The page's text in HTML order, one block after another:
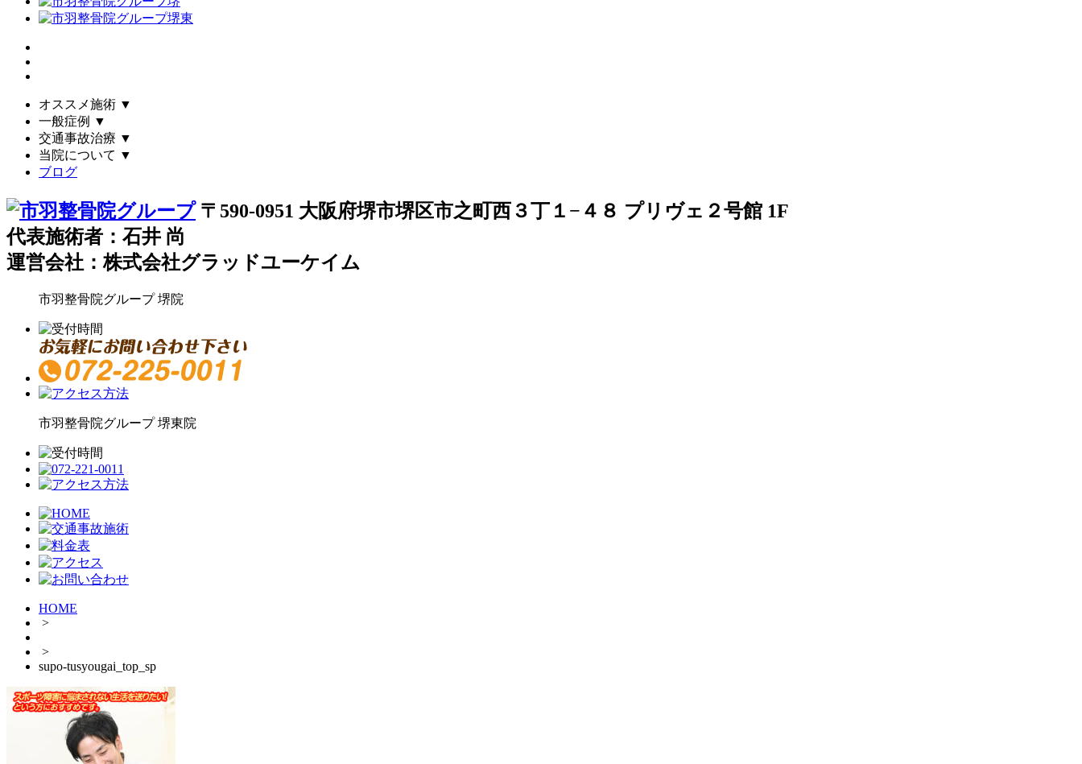
オススメ施術 ▼
一般症例 ▼
交通事故治療 ▼
当院について ▼
ブログ
〒590-0951 大阪府堺市堺区市之町西３丁１−４８ プリヴェ２号館 1F
代表施術者：石井 尚
運営会社：株式会社グラッドユーケイム
市羽整骨院グループ堺院
市羽整骨院グループ堺東院
HOME
>
>
supo-tusyougai_top_sp